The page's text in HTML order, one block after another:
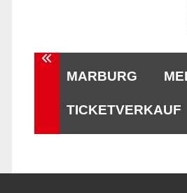
Beitragsnavigation
MARBURG
TICKETVERKAUF